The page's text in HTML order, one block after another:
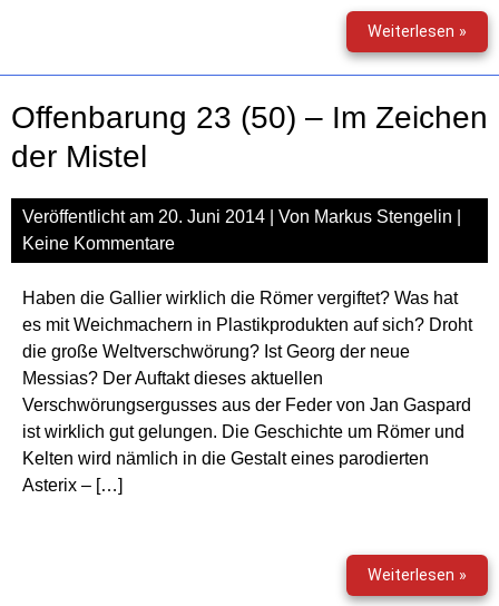
Weiterlesen »
23
(51)
The
Offenbarung 23 (50) – Im Zeichen
der Mistel
Veröffentlicht am 20. Juni 2014 | Von Markus Stengelin
Keine Kommentare
Haben die Gallier wirklich die Römer vergiftet? Was hat
es mit Weichmachern in Plastikprodukten auf sich? Droht
die große Weltverschwörung? Ist Georg der neue
Messias? Der Auftakt dieses aktuellen
Verschwörungsergusses aus der Feder von Jan Gaspard
ist wirklich gut gelungen. Die Geschichte um Römer und
Kelten wird nämlich in die Gestalt eines parodierten
Asterix – […]
Weiterlesen »
23